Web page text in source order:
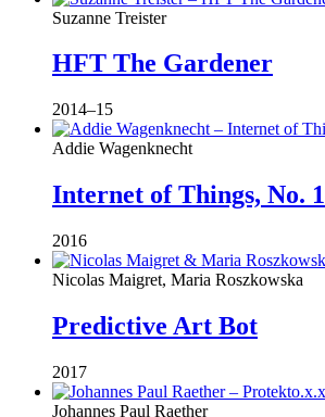
Suzanne Treister
HFT The Gardener
2014–15
Addie Wagenknecht
Internet of Things, No.
2016
Nicolas Maigret, Maria Roszkowska
Predictive Art Bot
2017
Johannes Paul Raether